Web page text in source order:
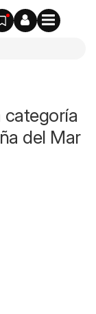
categoría
del Mar